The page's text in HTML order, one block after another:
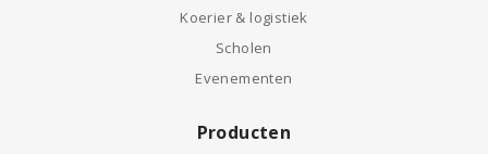
Koerier & logistiek
Scholen
Evenementen
Producten